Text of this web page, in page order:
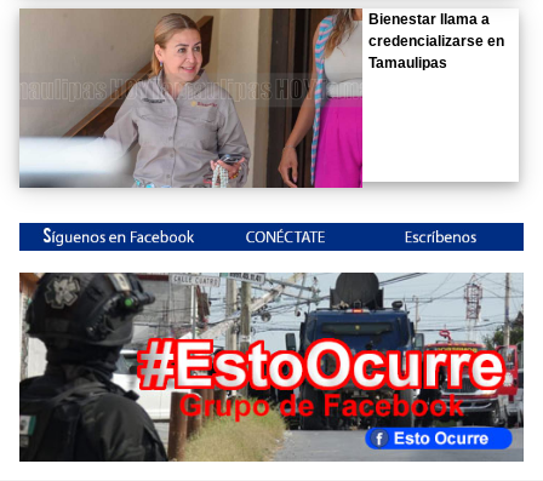
Bienestar llama a
credencializarse en
Tamaulipas